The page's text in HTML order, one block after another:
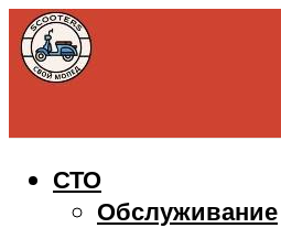
СТО
Обслуживание